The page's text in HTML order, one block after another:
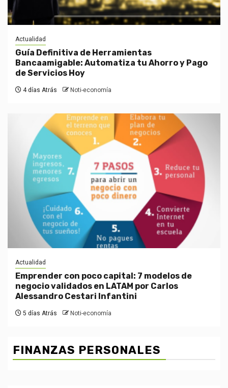
Actualidad
Guía Definitiva de Herramientas
Bancaamigable: Automatiza tu Ahorro y Pago
de Servicios Hoy
4 días Atrás Noti-economía
Actualidad
Emprender con poco capital: 7 modelos de
negocio validados en LATAM por Carlos
Alessandro Cestari Infantini
5 días Atrás Noti-economía
FINANZAS PERSONALES